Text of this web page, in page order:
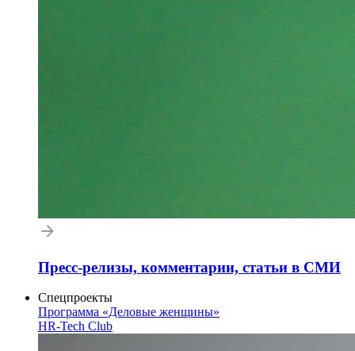
Пресс-релизы, комментарии, статьи в СМИ
Спецпроекты
Программа «Деловые женщины»
HR-Tech Club